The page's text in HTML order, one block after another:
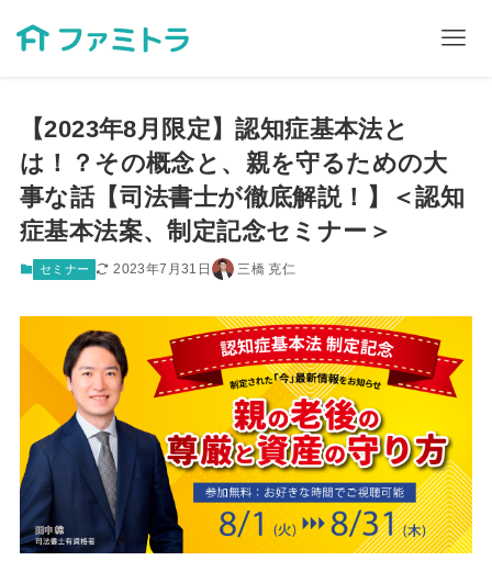
【2023年8月限定】認知症基本法と
は！？その概念と、親を守るための大
事な話【司法書士が徹底解説！】＜認知
症基本法案、制定記念セミナー＞
セミナー 2023年7月31日 三橋 克仁